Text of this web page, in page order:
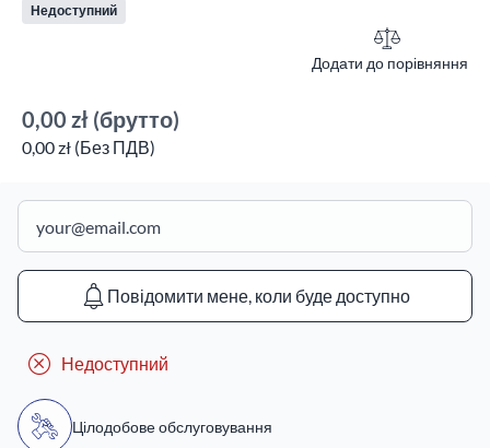
Недоступний
Додати до порівняння
0,00 zł (брутто)
0,00 zł (Без ПДВ)
Повідомити мене, коли буде доступно
Недоступний
Цілодобове обслуговування